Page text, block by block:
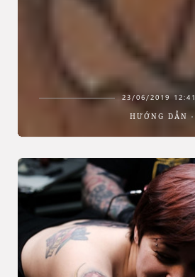
23/06/2019 12:41
HƯỚNG DẪN